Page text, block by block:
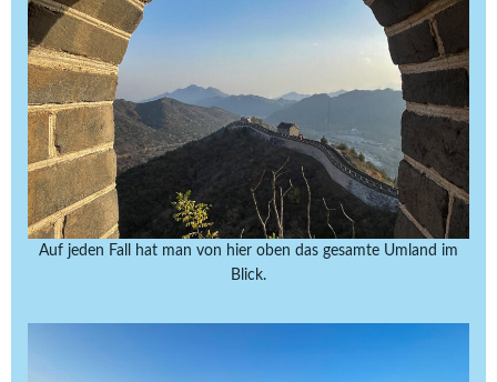
Auf jeden Fall hat man von hier oben das gesamte Umland im
Blick.